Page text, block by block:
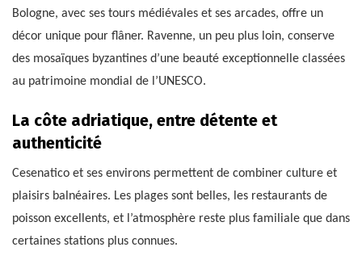
Bologne, avec ses tours médiévales et ses arcades, offre un
décor unique pour flâner. Ravenne, un peu plus loin, conserve
des mosaïques byzantines d’une beauté exceptionnelle classées
au patrimoine mondial de l’UNESCO.
La côte adriatique, entre détente et
authenticité
Cesenatico et ses environs permettent de combiner culture et
plaisirs balnéaires. Les plages sont belles, les restaurants de
poisson excellents, et l’atmosphère reste plus familiale que dans
certaines stations plus connues.